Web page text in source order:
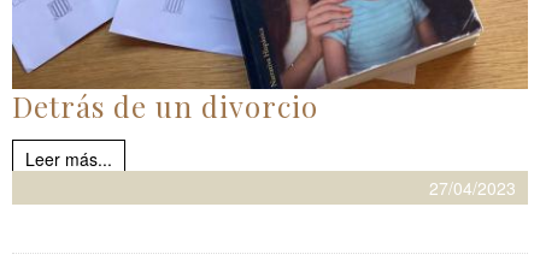
Detrás de un divorcio
Leer más...
27/04/2023